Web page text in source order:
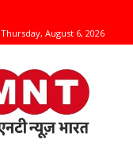
Thursday, August 6, 2026
Mnt
News
Bharat
|
आज